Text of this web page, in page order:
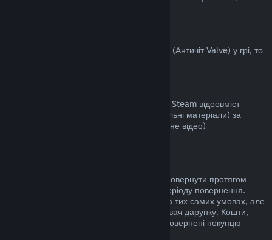
Якщо ви були заблоковані системою VAC (Античіт Valve) у грі, то
Ми не повертаємо кошти за придбаний у Steam відеовміст
(фільми, кліпи, серіали, епізоди та навчальні матеріали) за
винятком, коли відео є частиною іншого (не відео)
Кошти за невикористані дарунки можна повернути протягом
стандартного 14-денного/2-годинного періоду повернення.
Використані дарунки можна повернути на тих самих умовах, але
ініціатором повернення має бути отримувач дарунку. Кошти,
використані для купівлі дарунку, будуть повернені покупцю